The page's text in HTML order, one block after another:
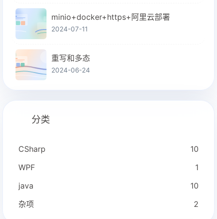
minio+docker+https+阿里云部署
2024-07-11
重写和多态
2024-06-24
分类
CSharp
10
WPF
1
java
10
杂项
2